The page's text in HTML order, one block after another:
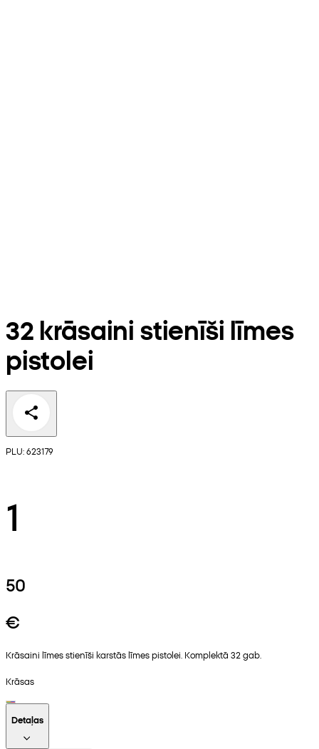
32 krāsaini stienīši līmes
pistolei
PLU: 623179
1
50
€
Krāsaini līmes stienīši karstās līmes pistolei. Komplektā 32 gab.
Krāsas
Detaļas